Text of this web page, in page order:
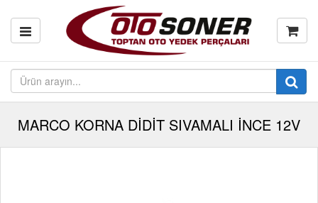
MARCO KORNA DİDİT SIVAMALI İNCE 12V